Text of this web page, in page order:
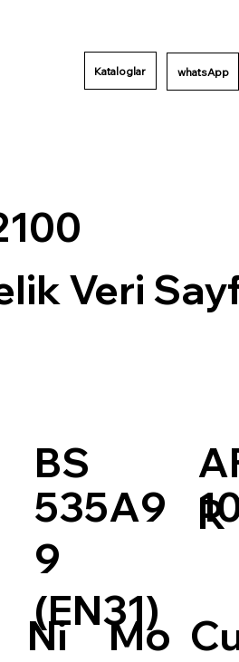
Kataloglar whatsApp
Veri
BS
535A9
9
(EN31)
R
Ni Mo